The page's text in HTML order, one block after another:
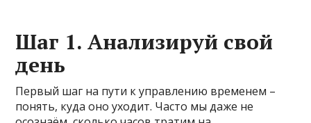
Шаг 1. Анализируй свой
день
Первый шаг на пути к управлению временем –
понять, куда оно уходит. Часто мы даже не